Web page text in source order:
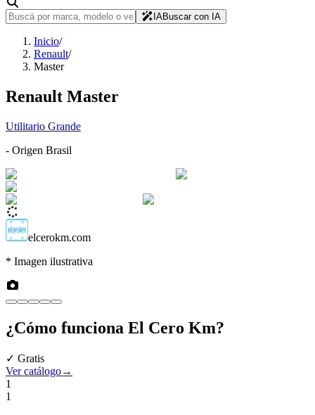
IABuscar con IA
Inicio/
Renault/
Master
Renault Master
Utilitario Grande
- Origen Brasil
elcerokm.com
* Imagen ilustrativa
¿Cómo funciona El Cero Km?
✓ Gratis
Ver catálogo→
1
1